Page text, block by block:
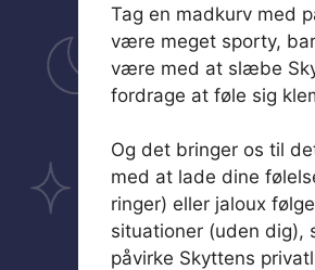
Tag en madkurv med
være meget sporty,
være med at slæbe
fordrage at føle sig
Og det bringer os til
med at lade dine
ringer) eller jaloux
situationer (uden dig),
påvirke Skyttens